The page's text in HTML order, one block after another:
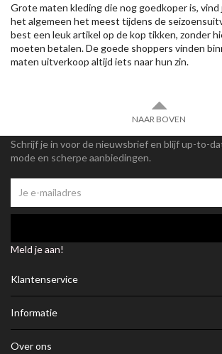
Grote maten kleding die nog goedkoper is,
het algemeen het meest tijdens de
best een leuk artikel op de kop tikken, zonder
moeten betalen. De goede shoppers vinden
maten uitverkoop altijd iets naar hun zin.
NAAR BOVEN
Schrijf je in voor de nieuwsbrief en blijf up-to-
mode en scherpe aanbiedingen.
Meld je aan!
Klantenservice
Informatie
Over ons